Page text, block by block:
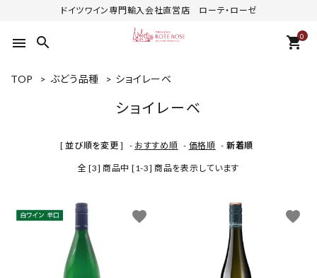
ドイツワイン専門輸入会社直営店 ローテ・ローゼ
menu search 0
shopping_cart
TOP > ぶどう品種 > ショイレーベ
ショイレーベ
[ 並び順を変更 ] - おすすめ順 - 価格順 - 新着順
全 [3] 商品中 [1-3] 商品を表示しています
favorite favorite